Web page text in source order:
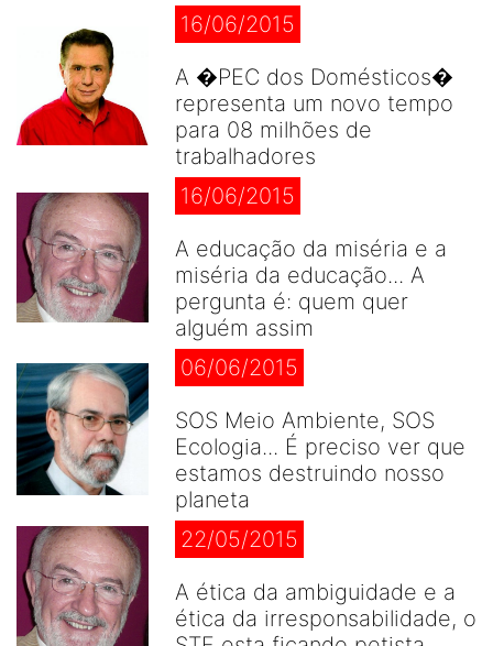
16/06/2015
A �PEC dos Domésticos�
representa um novo tempo
para 08 milhões de
trabalhadores
16/06/2015
A educação da miséria e a
miséria da educação... A
pergunta é: quem quer
alguém assim
06/06/2015
SOS Meio Ambiente, SOS
Ecologia... É preciso ver que
estamos destruindo nosso
planeta
22/05/2015
A ética da ambiguidade e a
ética da irresponsabilidade, o